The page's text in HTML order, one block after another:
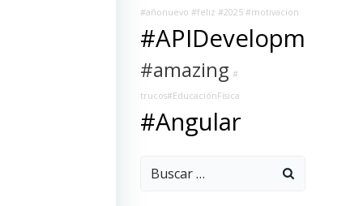
#añonuevo #feliz #2025 #motivacion
#APIDevelopment
#amazing #
trucos#EducaciónFísica
#Angular
Buscar: